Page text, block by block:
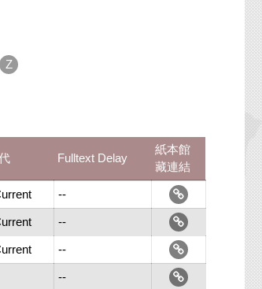
Z
Fulltext Delay
紙本館
藏連結
--
--
--
--